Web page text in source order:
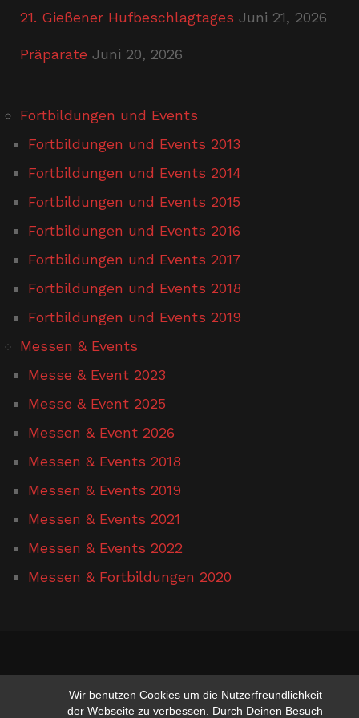
Wir benutzen Cookies um die Nutzerfreundlichkeit
der Webseite zu verbessen. Durch Deinen Besuch
21. Gießener Hufbeschlagtages Juni 21, 2026
Präparate Juni 20, 2026
Fortbildungen und Events
Fortbildungen und Events 2013
Fortbildungen und Events 2014
Fortbildungen und Events 2015
Fortbildungen und Events 2016
Fortbildungen und Events 2017
Fortbildungen und Events 2018
Fortbildungen und Events 2019
Messen & Events
Messe & Event 2023
Messe & Event 2025
Messen & Event 2026
Messen & Events 2018
Messen & Events 2019
Messen & Events 2021
Messen & Events 2022
Messen & Fortbildungen 2020
www.hufschmied-gerusel.de